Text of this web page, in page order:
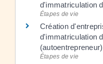
d'immatriculation
Étapes de vie
Création
d'immatriculation
(autoentrepreneur)
Étapes de vie